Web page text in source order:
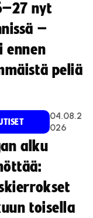
nyt
–
ennen
peliä
04.08.2
026
alku
toisella